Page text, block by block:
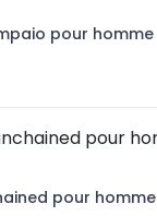
pour homme
pour homme